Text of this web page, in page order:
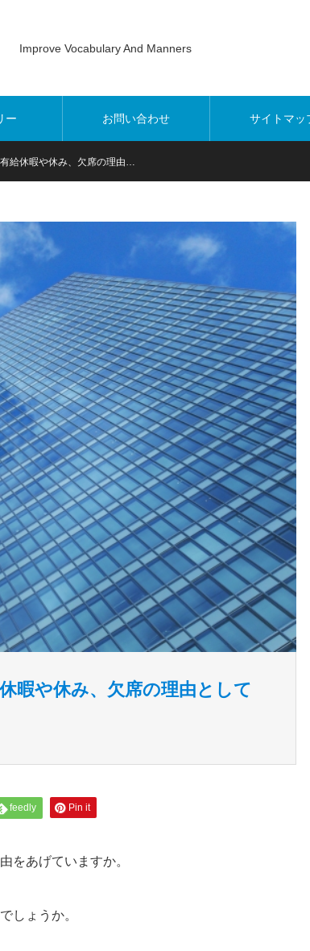
Improve Vocabulary And Manners
ー お問い合わせ サイトマッ
給休暇や休み、欠席の理由…
暇や休み、欠席の理由として
feedly Pin it
をあげていますか。
しょうか。